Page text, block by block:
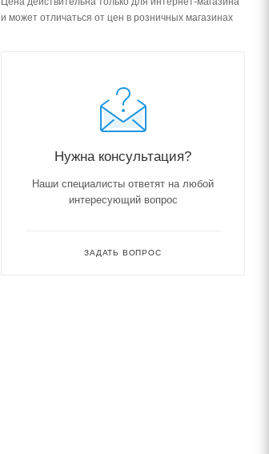
и может отличаться от цен в розничных магазинах
Нужна консультация?
Наши специалисты ответят на любой
интересующий вопрос
ЗАДАТЬ ВОПРОС